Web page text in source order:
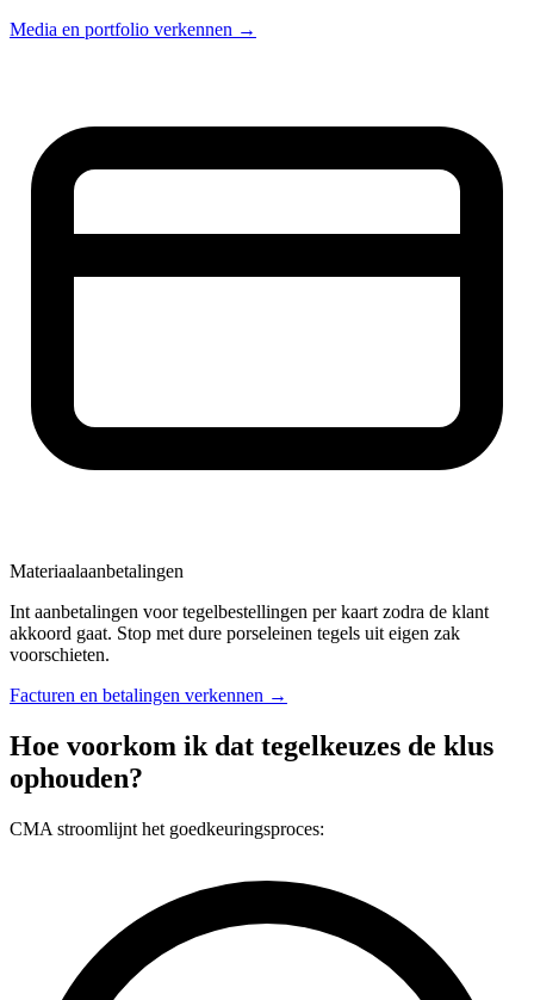
Media en portfolio verkennen →
Materiaalaanbetalingen
Int aanbetalingen voor tegelbestellingen per kaart zodra de klant
akkoord gaat. Stop met dure porseleinen tegels uit eigen zak
voorschieten.
Facturen en betalingen verkennen →
Hoe voorkom ik dat tegelkeuzes de klus
ophouden?
CMA stroomlijnt het goedkeuringsproces: